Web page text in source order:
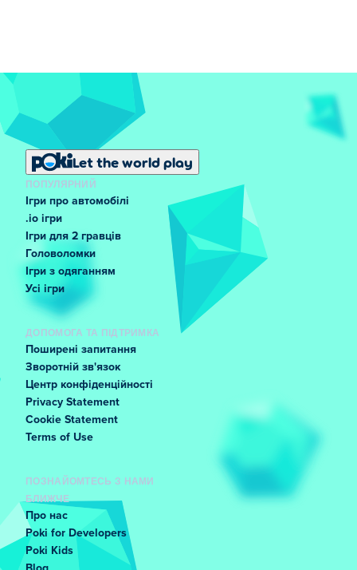
Let the world play
ПОПУЛЯРНИЙ
Ігри про автомобілі
.io ігри
Ігри для 2 гравців
Головоломки
Ігри з одяганням
Усі ігри
ДОПОМОГА ТА ПІДТРИМКА
Поширені запитання
Зворотній зв'язок
Центр конфіденційності
Privacy Statement
Cookie Statement
Terms of Use
ПОЗНАЙОМТЕСЬ З НАМИ
БЛИЖЧЕ
Про нас
Poki for Developers
Poki Kids